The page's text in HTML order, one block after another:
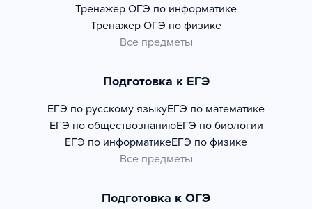
Тренажер ОГЭ по информатике
Тренажер ОГЭ по физике
Все предметы
Подготовка к ЕГЭ
ЕГЭ по русскому языкуЕГЭ по математике
ЕГЭ по обществознаниюЕГЭ по биологии
ЕГЭ по информатикеЕГЭ по физике
Все предметы
Подготовка к ОГЭ